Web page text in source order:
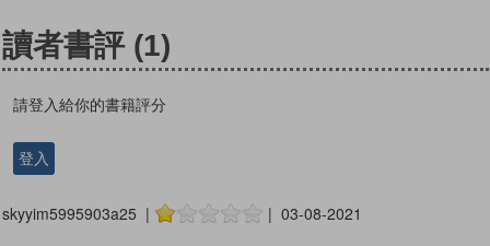
讀者書評 (1)
請登入給你的書籍評分
登入
skyyim5995903a25 | | 03-08-2021